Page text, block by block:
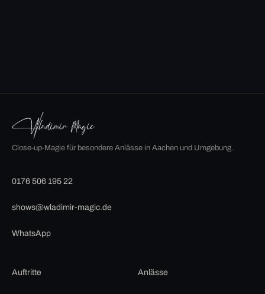
Close-up-Magie für besondere Anlässe in Aachen und Umgebung.
0176 506 195 22
shows@wladimir-magic.de
WhatsApp
Auftritte Anlässe